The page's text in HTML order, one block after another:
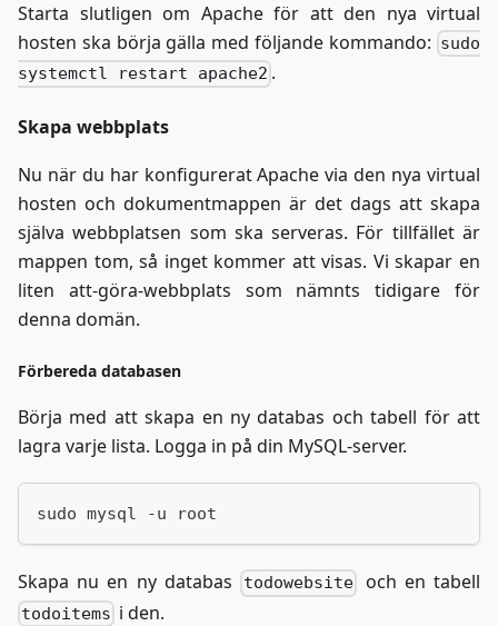
Starta slutligen om Apache för att den nya virtual
hosten ska börja gälla med följande kommando: sudo
systemctl restart apache2 .
Skapa webbplats
Nu när du har konfigurerat Apache via den nya virtual
hosten och dokumentmappen är det dags att skapa
själva webbplatsen som ska serveras. För tillfället är
mappen tom, så inget kommer att visas. Vi skapar en
liten att-göra-webbplats som nämnts tidigare för
denna domän.
Förbereda databasen
Börja med att skapa en ny databas och tabell för att
lagra varje lista. Logga in på din MySQL-server.
sudo mysql -u root
Skapa nu en ny databas todowebsite och en tabell
todoitems i den.